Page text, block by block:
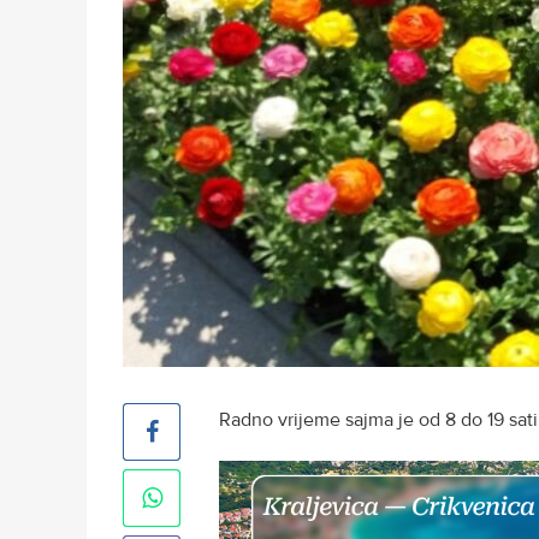
Radno vrijeme sajma je od 8 do 19